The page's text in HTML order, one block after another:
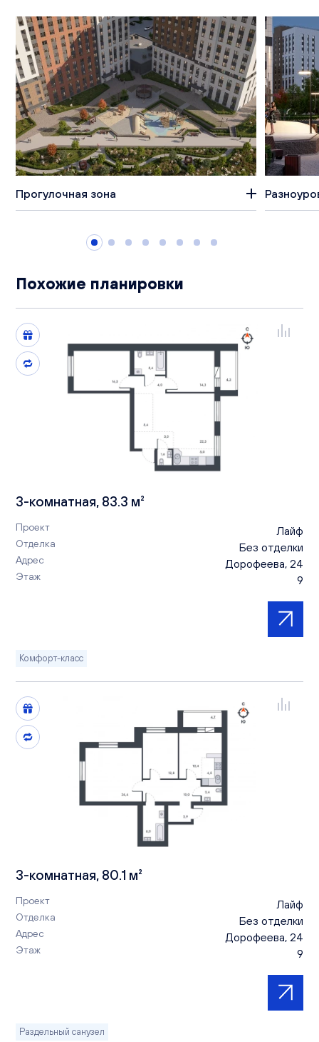
Прогулочная зона
Похожие планировки
3-комнатная, 83.3 м²
Проект Лайф
Отделка Без отделки
Адрес Дорофеева, 24
Этаж 9
Комфорт-класс
3-комнатная, 80.1 м²
Проект Лайф
Отделка Без отделки
Адрес Дорофеева, 24
Этаж 9
Раздельный санузел